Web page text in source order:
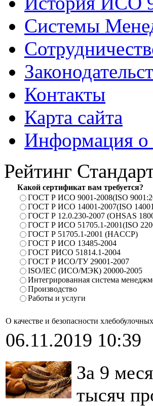
Системы
Контакты
Карта сайта
Информация о
Рейтинг
Какой сертификат вам требуется?
ГОСТ Р ИСО 9001-2008(ISO
ГОСТ Р ИСО 14001-2007(ISO
ГОСТ Р 12.0.230-2007 (OHSAS
ГОСТ Р ИСО 51705.1-2001(ISO
ГОСТ Р 51705.1-2001 (HACCP)
ГОСТ Р ИСО 13485-2004
ГОСТ РИСО 51814.1-2004
ГОСТ Р ИСО/ТУ 29001-2007
ISO/IEC (ИСО/МЭК) 20000-2005
Интегрированная система
Производство
Работы и услуги
О качестве и безопасности
06.11.2019 10:39
За 9
тысяч